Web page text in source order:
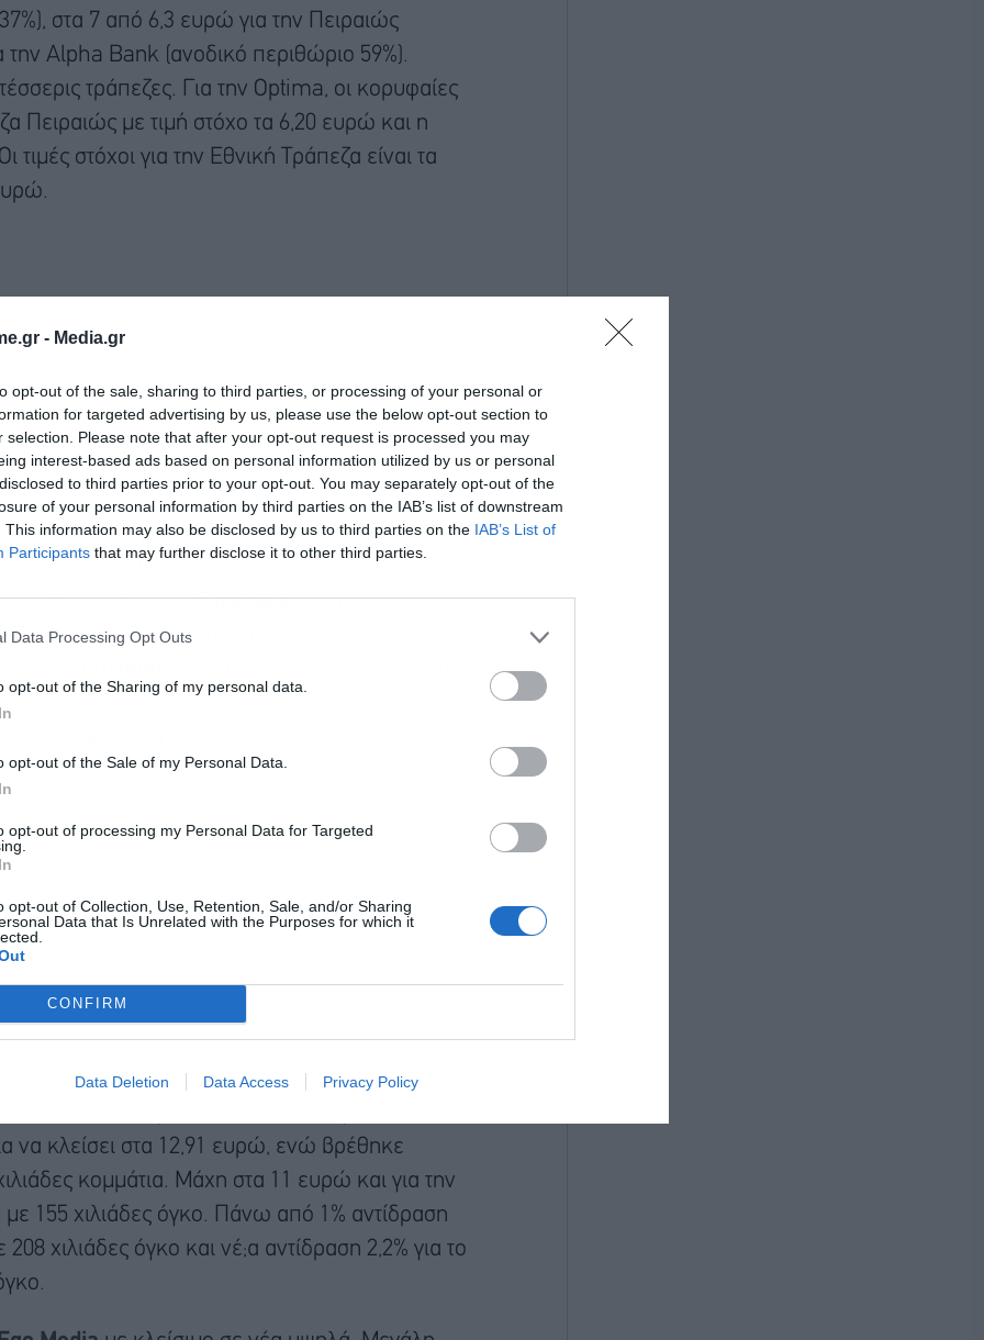
- Media.gr
opt-out of the sale, sharing to third parties, or processing of your personal or
for targeted advertising by us, please use the below opt-out section to
selection. Please note that after your opt-out request is processed you may
interest-based ads based on personal information utilized by us or personal
to third parties prior to your opt-out. You may separately opt-out of the
of your personal information by third parties on the IAB’s list of downstream
This information may also be disclosed by us to third parties on the IAB’s List of
Participants that may further disclose it to other third parties.
Data Processing Opt Outs
opt-out of the Sharing of my personal data.
opt-out of the Sale of my Personal Data.
opt-out of processing my Personal Data for Targeted
opt-out of Collection, Use, Retention, Sale, and/or Sharing
Data that Is Unrelated with the Purposes for which it
CONFIRM
Data Deletion Data Access Privacy Policy
στα 7 από 6,3 ευρώ για την Πειραιώς
την Alpha Bank (ανοδικό περιθώριο 59%).
τράπεζες. Για την Optima, οι κορυφαίες
Πειραιώς με τιμή στόχο τα 6,20 ευρώ και η
στόχοι για την Εθνική Τράπεζα είναι τα
τράπεζες, με τηνAlpha να γυρίζει από τα
1,36% και συναλλαγές πάνω από 12,1 εκατ.
χέρια στηνEurobank, με την μετοχή να
χαμηλό μέρας και στα 2,41 ευρώ. Το
ημέρας με 5,1 εκατ. τεμάχια και τη δεύτερη
η μόνη που δεν έχει ξεπεράσει τα
όλη τη διάρκεια των συναλλαγών στην
κλείσει στα 12,91 ευρώ, ενώ βρέθηκε
κομμάτια. Μάχη στα 11 ευρώ και για την
155 χιλιάδες όγκο. Πάνω από 1% αντίδραση
χιλιάδες όγκο και νέ;α αντίδραση 2,2% για το